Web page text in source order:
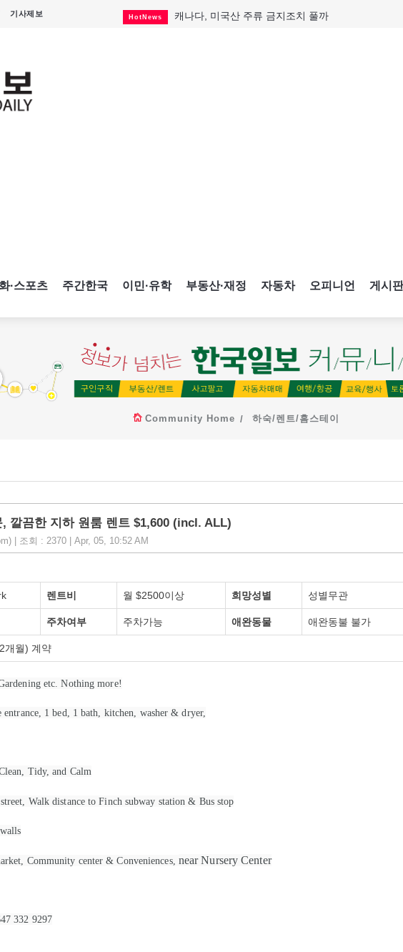
기사제보 HotNews 캐나다, 미국산 주류 금지조치 풀까
·스포츠 주간한국 이민·유학 부동산·재정 자동차 오피니언 게시판
Community Home 하숙/렌트/홈스테이
깔끔한 지하 원룸 렌트 $1,600 (incl. ALL)
| 조회 : 2370 | Apr, 05, 10:52 AM
렌트비 월 $2500이상 희망성별 성별무관
주차여부 주차가능 애완동물 애완동불 불가
개월) 계약
etc. Nothing more!
entrance, 1 bed, 1 bath, kitchen, washer & dryer,
Tidy, and Calm
Walk distance to Finch subway station & Bus stop
Community center & Conveniences, near Nursery Center
332 9297